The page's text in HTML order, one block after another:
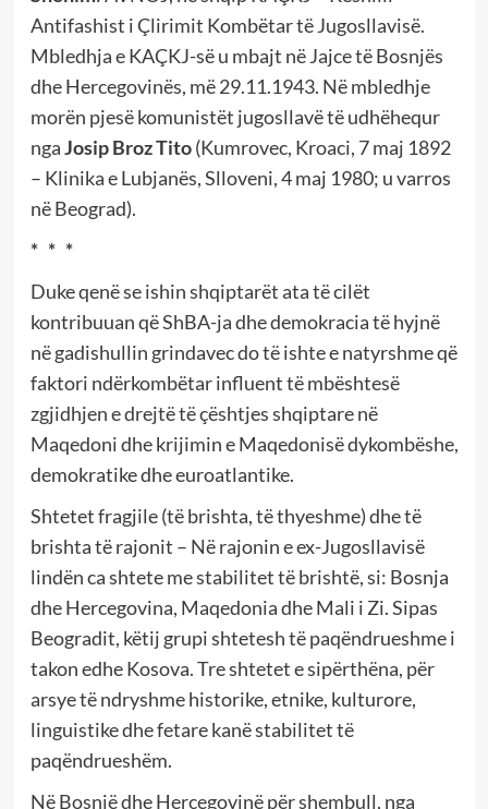
Antifashist i Çlirimit Kombëtar të Jugosllavisë.
Mbledhja e KAÇKJ-së u mbajt në Jajce të Bosnjës
dhe Hercegovinës, më 29.11.1943. Në mbledhje
morën pjesë komunistët jugosllavë të udhëhequr
ngaJosip Broz Tito(Kumrovec, Kroaci, 7 maj 1892
– Klinika e Lubjanës, Slloveni, 4 maj 1980; u varros
në Beograd).
* * *
Duke qenë se ishin shqiptarët ata të cilët
kontribuuan që ShBA-ja dhe demokracia të hyjnë
në gadishullin grindavec do të ishte e natyrshme që
faktori ndërkombëtar influent të mbështesë
zgjidhjen e drejtë të çështjes shqiptare në
Maqedoni dhe krijimin e Maqedonisë dykombëshe,
demokratike dhe euroatlantike.
Shtetet fragjile (të brishta, të thyeshme) dhe të
brishta të rajonit – Në rajonin e ex-Jugosllavisë
lindën ca shtete me stabilitet të brishtë, si: Bosnja
dhe Hercegovina, Maqedonia dhe Mali i Zi. Sipas
Beogradit, këtij grupi shtetesh të paqëndrueshme i
takon edhe Kosova. Tre shtetet e sipërthëna, për
arsye të ndryshme historike, etnike, kulturore,
linguistike dhe fetare kanë stabilitet të
paqëndrueshëm.
Në Bosnjë dhe Hercegovinë për shembull, nga